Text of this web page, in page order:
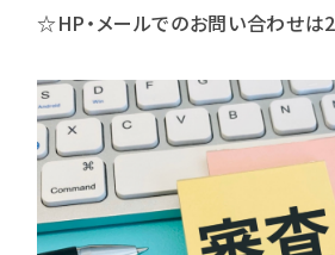
☆HP・メールでのお問い合わせは